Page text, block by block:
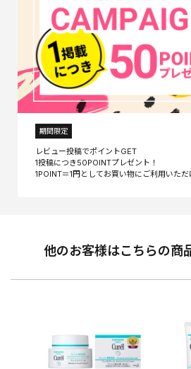
期間限定
レビュー投稿でポイントGET
1投稿につき50POINTプレゼント！
他のお客様はこちらの商